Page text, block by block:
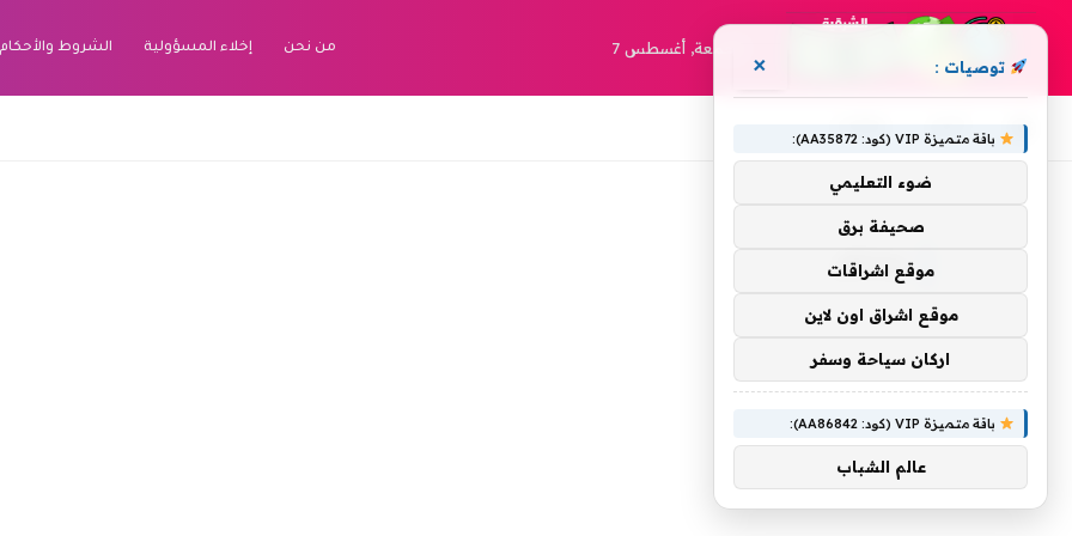
الجمعة, أغسطس 7 من نحن إخلاء المسؤولية الشروط والأحكام
الرئيسية » بمناظر
بمناظر
توصيات : ×
باقة متميزة VIP (كود: AA35872):
ضوء التعليمي
صحيفة برق
موقع اشراقات
موقع اشراق اون لاين
اركان سياحة وسفر
باقة متميزة VIP (كود: AA86842):
عالم الشباب